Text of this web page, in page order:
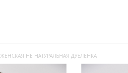
ЖЕНСКАЯ НЕ НАТУРАЛЬНАЯ ДУБЛЁНКА